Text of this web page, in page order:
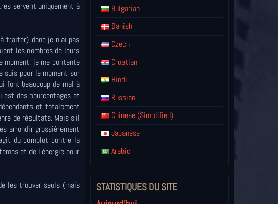
servent uniquement à
traiter) donc je n'ai pas
les nombres de leurs
moment, je me contente
suis pour le moment sur
font beaucoup de mal à
est des pourcentages et
et totalement
de résultats. Mais s’il
arrondir grossièrement
du complot contre la
et de l'énergie pour
les trouver seuls (mais
Bulgarian
Danish
Czech
Croatian
Hindi
Russian
Chinese (Simplified)
Japanese
Arabic
STATISTIQUES DU SITE